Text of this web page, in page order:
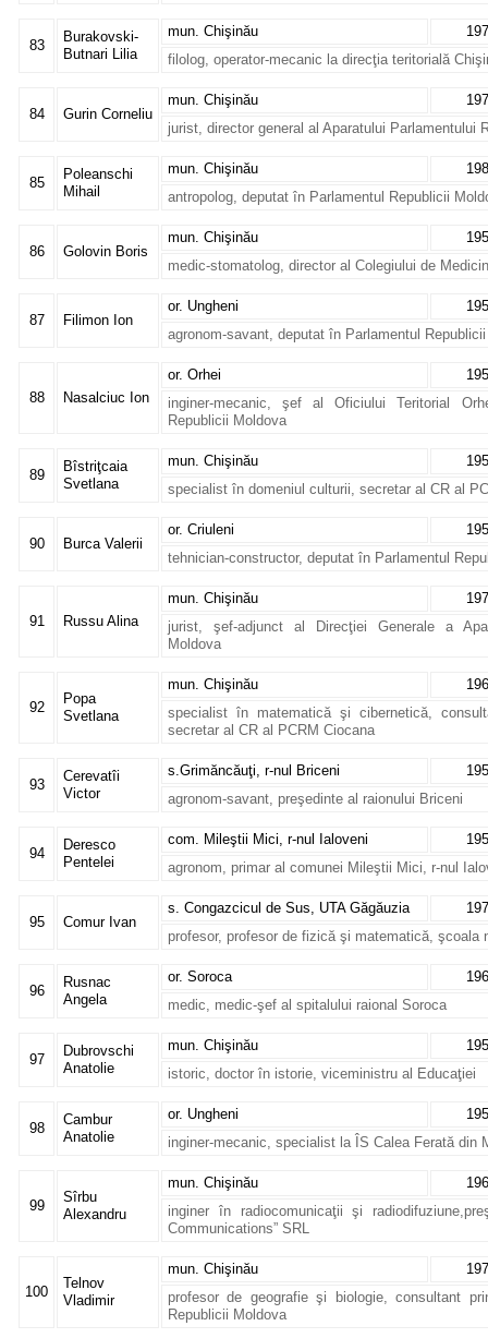
83
Burakovski-
Butnari Lilia
mun. Chişinău
filolog, operator-mecanic la direcţia teritorială
84 Gurin Corneliu
mun. Chişinău
jurist, director general al Aparatului Parlamentului
85
Poleanschi
Mihail
mun. Chişinău
antropolog, deputat în Parlamentul Republicii
86 Golovin Boris
mun. Chişinău
medic-stomatolog, director al Colegiului de
87 Filimon Ion
or. Ungheni
agronom-savant, deputat în Parlamentul
88 Nasalciuc Ion
or. Orhei
inginer-mecanic, şef al Oficiului Teritorial
Republicii Moldova
89
Bîstriţcaia
Svetlana
mun. Chişinău
specialist în domeniul culturii, secretar al CR al
90 Burca Valerii
or. Criuleni
tehnician-constructor, deputat în Parlamentul
91 Russu Alina
mun. Chişinău
jurist, şef-adjunct al Direcţiei Generale a
Moldova
92
Popa
Svetlana
mun. Chişinău
specialist în matematică şi cibernetică,
secretar al CR al PCRM Ciocana
93
Cerevatîi
Victor
s.Grimăncăuţi, r-nul Briceni
agronom-savant, preşedinte al raionului Briceni
94
Deresco
Pentelei
com. Mileştii Mici, r-nul Ialoveni
agronom, primar al comunei Mileştii Mici, r-nul
95 Comur Ivan
s. Congazcicul de Sus, UTA Găgăuzia
profesor, profesor de fizică şi matematică, şcoala
96
Rusnac
Angela
or. Soroca
medic, medic-şef al spitalului raional Soroca
97
Dubrovschi
Anatolie
mun. Chişinău
istoric, doctor în istorie, viceministru al Educaţiei
98
Cambur
Anatolie
or. Ungheni
inginer-mecanic, specialist la ÎS Calea Ferată din
99
Sîrbu
Alexandru
mun. Chişinău
inginer în radiocomunicaţii şi
Communications” SRL
100
Telnov
Vladimir
mun. Chişinău
profesor de geografie şi biologie, consultant
Republicii Moldova